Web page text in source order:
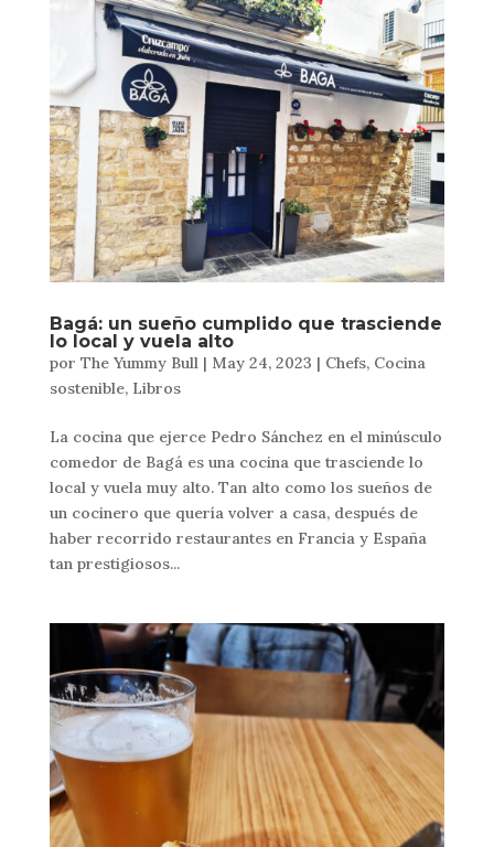
Bagá: un sueño cumplido que trasciende
lo local y vuela alto
por The Yummy Bull| May 24, 2023 | Chefs, Cocina
sostenible, Libros
La cocina que ejerce Pedro Sánchez en el minúsculo
comedor de Bagá es una cocina que trasciende lo
local y vuela muy alto. Tan alto como los sueños de
un cocinero que quería volver a casa, después de
haber recorrido restaurantes en Francia y España
tan prestigiosos...